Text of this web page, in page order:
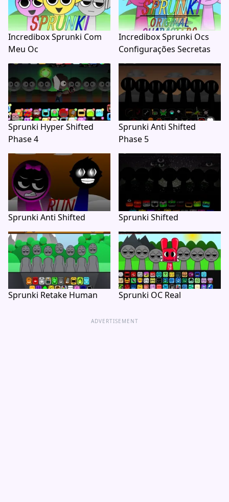
Incredibox Sprunki Com
Meu Oc
Incredibox Sprunki Ocs
Configurações Secretas
Sprunki Hyper Shifted
Phase 4
Sprunki Anti Shifted
Phase 5
Sprunki Anti Shifted Sprunki Shifted
Sprunki Retake Human Sprunki OC Real
ADVERTISEMENT